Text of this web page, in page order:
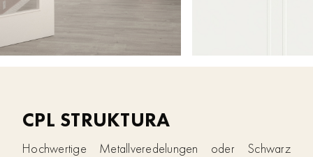
CPL STRUKTURA
Hochwertige Metallveredelungen oder Schwarz